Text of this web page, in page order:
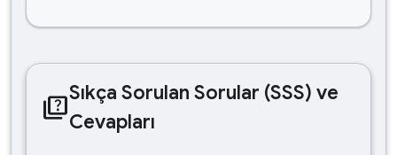
quizSıkça Sorulan Sorular (SSS) ve
Cevapları